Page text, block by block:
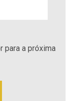
para a próxima